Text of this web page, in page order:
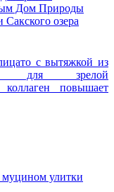
озера
с вытяжкой из
для зрелой
повышает